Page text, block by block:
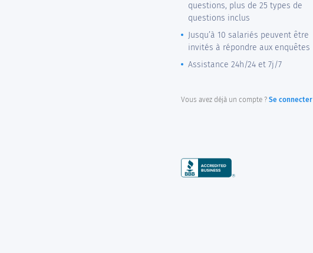
questions, plus de 25 types de
questions inclus
Jusqu’à 10 salariés peuvent être
invités à répondre aux enquêtes
Assistance 24h/24 et 7j/7
Vous avez déjà un compte ? Se connecter